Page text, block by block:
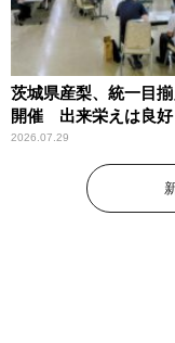
茨城県産梨、統一目
開催 出来栄えは良好
2026.07.29